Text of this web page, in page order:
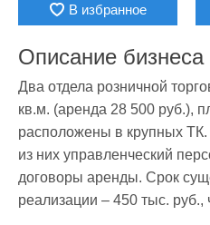
В избранное
Описание бизнеса
Два отдела розничной
кв.м. (аренда 28 500 руб.),
расположены в крупных
из них управленческий
договоры аренды. Срок
реализации – 450 тыс.